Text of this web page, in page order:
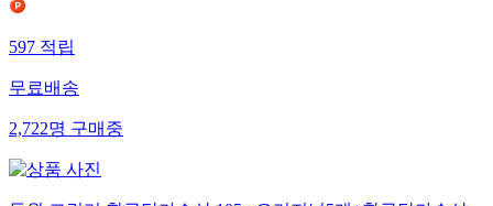
597적립
무료배송
2,722명구매중